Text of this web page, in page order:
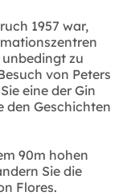
1957 war,
zu
von Peters
eine der Gin
den Geschichten
90m hohen
Sie die
Flores.